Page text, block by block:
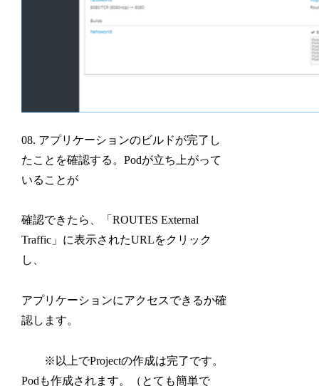
08. アプリケーションのビルドが完了し
たことを確認する。Podが立ち上がって
いることが
確認できたら、「ROUTES External
Traffic」に表示されたURLをクリック
し、
アプリケーションにアクセスできるか確
認します。
※以上でProjectの作成は完了です。
Podも作成されます。（とても簡単で